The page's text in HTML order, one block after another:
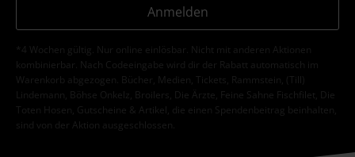
Anmelden
*4 Wochen gültig. Nur online einlösbar. Nicht mit anderen Aktionen
kombinierbar. Nach Codeeingabe wird dir der Rabatt automatisch im
Warenkorb abgezogen. Bücher, Medien, Tickets, Rammstein, (Till)
Lindemann, Böhse Onkelz, Broilers, Die Ärzte, Feine Sahne Fischfilet, Die
Toten Hosen, Gutscheine & Artikel, die einen Spendenbeitrag beinhalten,
sind von der Aktion ausgeschlossen.